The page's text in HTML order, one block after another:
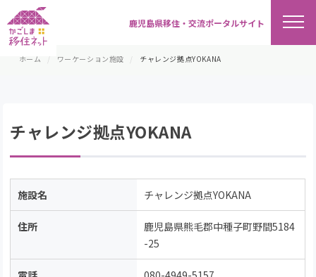
鹿児島県移住・交流ポータルサイト
ホーム ワーケーション施設 チャレンジ拠点YOKANA
チャレンジ拠点YOKANA
施設名 チャレンジ拠点YOKANA
住所
鹿児島県熊毛郡中種子町野間5184
-25